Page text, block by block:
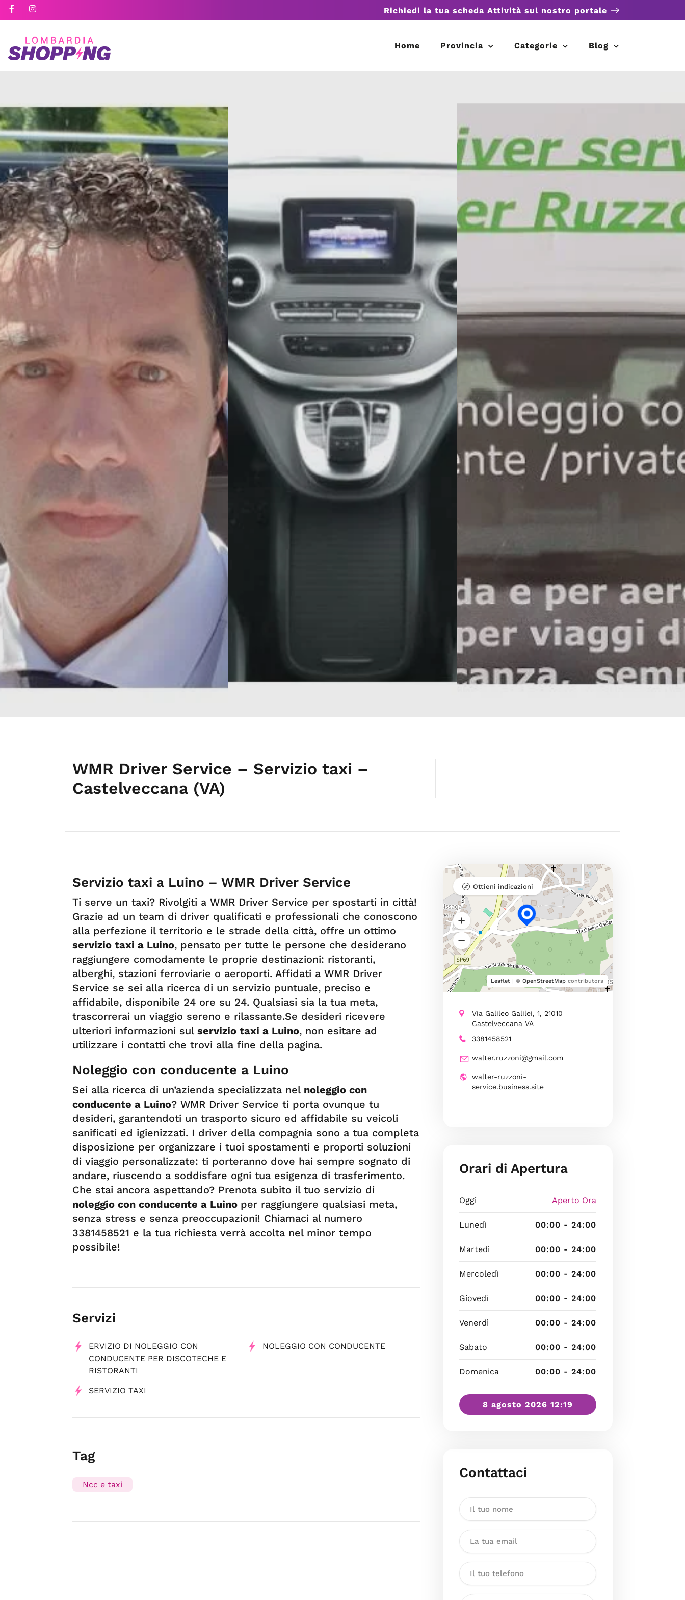
Richiedi la tua scheda Attività sul nostro portale
Home Provincia Categorie Blog
WMR Driver Service – Servizio taxi –
Castelveccana (VA)
Servizio taxi a Luino – WMR Driver Service
Ti serve un taxi? Rivolgiti a WMR Driver Service per spostarti in città!
Grazie ad un team di driver qualificati e professionali che conoscono
alla perfezione il territorio e le strade della città, offre un ottimo
servizio taxi a Luino, pensato per tutte le persone che desiderano
raggiungere comodamente le proprie destinazioni: ristoranti,
alberghi, stazioni ferroviarie o aeroporti. Affidati a WMR Driver
Service se sei alla ricerca di un servizio puntuale, preciso e
affidabile, disponibile 24 ore su 24. Qualsiasi sia la tua meta,
trascorrerai un viaggio sereno e rilassante.Se desideri ricevere
ulteriori informazioni sul servizio taxi a Luino, non esitare ad
utilizzare i contatti che trovi alla fine della pagina.
Noleggio con conducente a Luino
Sei alla ricerca di un’azienda specializzata nel noleggio con
conducente a Luino? WMR Driver Service ti porta ovunque tu
desideri, garantendoti un trasporto sicuro ed affidabile su veicoli
sanificati ed igienizzati. I driver della compagnia sono a tua completa
disposizione per organizzare i tuoi spostamenti e proporti soluzioni
di viaggio personalizzate: ti porteranno dove hai sempre sognato di
andare, riuscendo a soddisfare ogni tua esigenza di trasferimento.
Che stai ancora aspettando? Prenota subito il tuo servizio di
noleggio con conducente a Luino per raggiungere qualsiasi meta,
senza stress e senza preoccupazioni! Chiamaci al numero
3381458521 e la tua richiesta verrà accolta nel minor tempo
possibile!
Servizi
ERVIZIO DI NOLEGGIO CON
CONDUCENTE PER DISCOTECHE E
RISTORANTI
NOLEGGIO CON CONDUCENTE
SERVIZIO TAXI
Tag
Ncc e taxi
Leaflet| © OpenStreetMapcontributors
Ottieni indicazioni
Via Galileo Galilei, 1, 21010
Castelveccana VA
3381458521
walter.ruzzoni@gmail.com
walter-ruzzoni-
service.business.site
Orari di Apertura
Oggi Aperto Ora
Lunedì 00:00 - 24:00
Martedì 00:00 - 24:00
Mercoledì 00:00 - 24:00
Giovedì 00:00 - 24:00
Venerdì 00:00 - 24:00
Sabato 00:00 - 24:00
Domenica 00:00 - 24:00
8 agosto 2026 12:19
Contattaci